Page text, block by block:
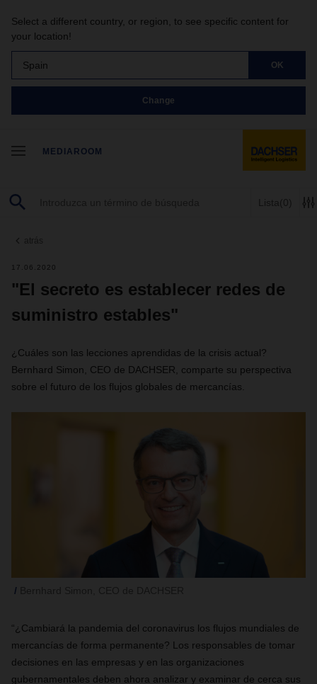
Select a different country, or region, to see specific content for
your location!
Spain OK
Change
MEDIAROOM
Lista (0)
atrás
17.06.2020
"El secreto es establecer redes de
suministro estables"
¿Cuáles son las lecciones aprendidas de la crisis actual?
Bernhard Simon, CEO de DACHSER, comparte su perspectiva
sobre el futuro de los flujos globales de mercancías.
“¿Cambiará la pandemia del coronavirus los flujos mundiales de
mercancías de forma permanente? Los responsables de tomar
decisiones en las empresas y en las organizaciones
gubernamentales deben ahora analizar y examinar de cerca sus